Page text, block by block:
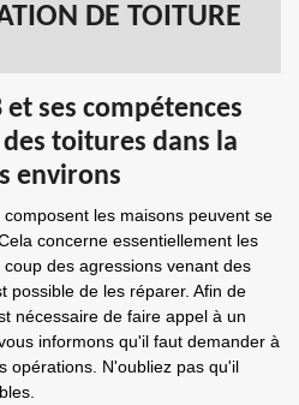
DE TOITURE
ses compétences
toitures dans la
environs
les maisons peuvent se
concerne essentiellement les
des agressions venant des
possible de les réparer. Afin de
nécessaire de faire appel à un
informons qu'il faut demander à
opérations. N'oubliez pas qu'il